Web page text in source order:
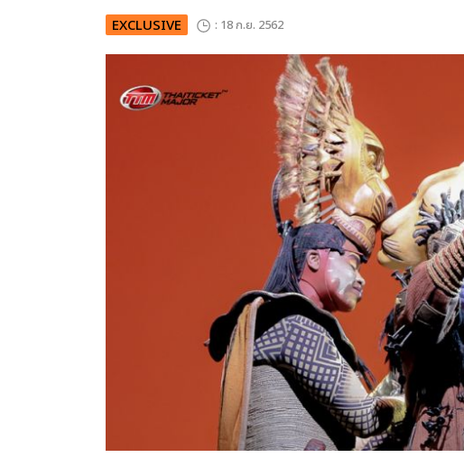
EXCLUSIVE : 18 ก.ย. 2562